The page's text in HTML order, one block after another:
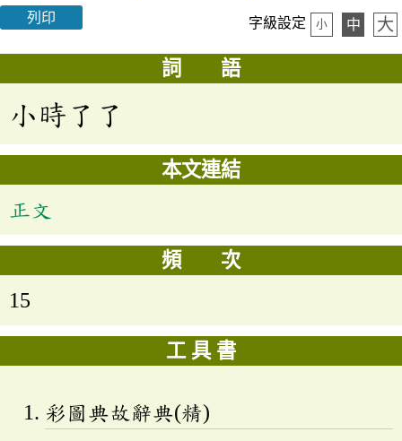
列印 字級設定 小 中 大
詞 語
小時了了
本文連結
正文
頻 次
15
工 具 書
彩圖典故辭典(精)